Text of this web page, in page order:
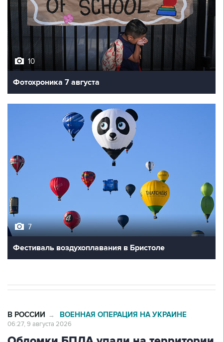
10
Фотохроника 7 августа
7
Фестиваль воздухоплавания в Бристоле
В РОССИИ → ВОЕННАЯ ОПЕРАЦИЯ НА УКРАИНЕ
06:27, 9 августа 2026